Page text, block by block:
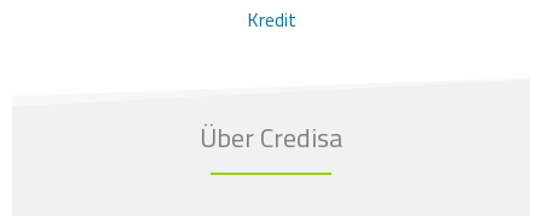
Kredit
Über Credisa